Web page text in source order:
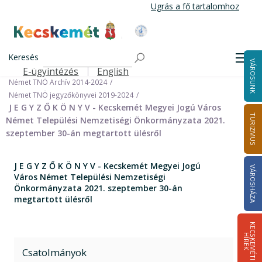
tartalomra
Ugrás a fő tartalomhoz
Kecskemét Város Honlapja
Keresés
Felső navigáció
E-ügyintézés English VÁROSUNK
TURIZMUS
VÁROSHÁZA
K
E
C
S
K
E
M
É
T
I
HÍ
R
E
K
Önkormányzat
Nemzetiségi Önkormányzatok
Német Települési Nemzetiségi Önkormányzat
Német TNÖ Archív 2014-2024
Német TNÖ jegyzőkönyvei 2019-2024
J E G Y Z Ő K Ö N Y V - Kecskemét Megyei Jogú Város
Német Települési Nemzetiségi Önkormányzata 2021.
szeptember 30-án megtartott ülésről
J E G Y Z Ő K Ö N Y V - Kecskemét Megyei Jogú
Város Német Települési Nemzetiségi
Önkormányzata 2021. szeptember 30-án
megtartott ülésről
Csatolmányok